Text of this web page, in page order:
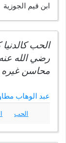
ابن قيم الجوزية
الحب
رضي الله
محاسن غيره
عبد الوهاب
الحب